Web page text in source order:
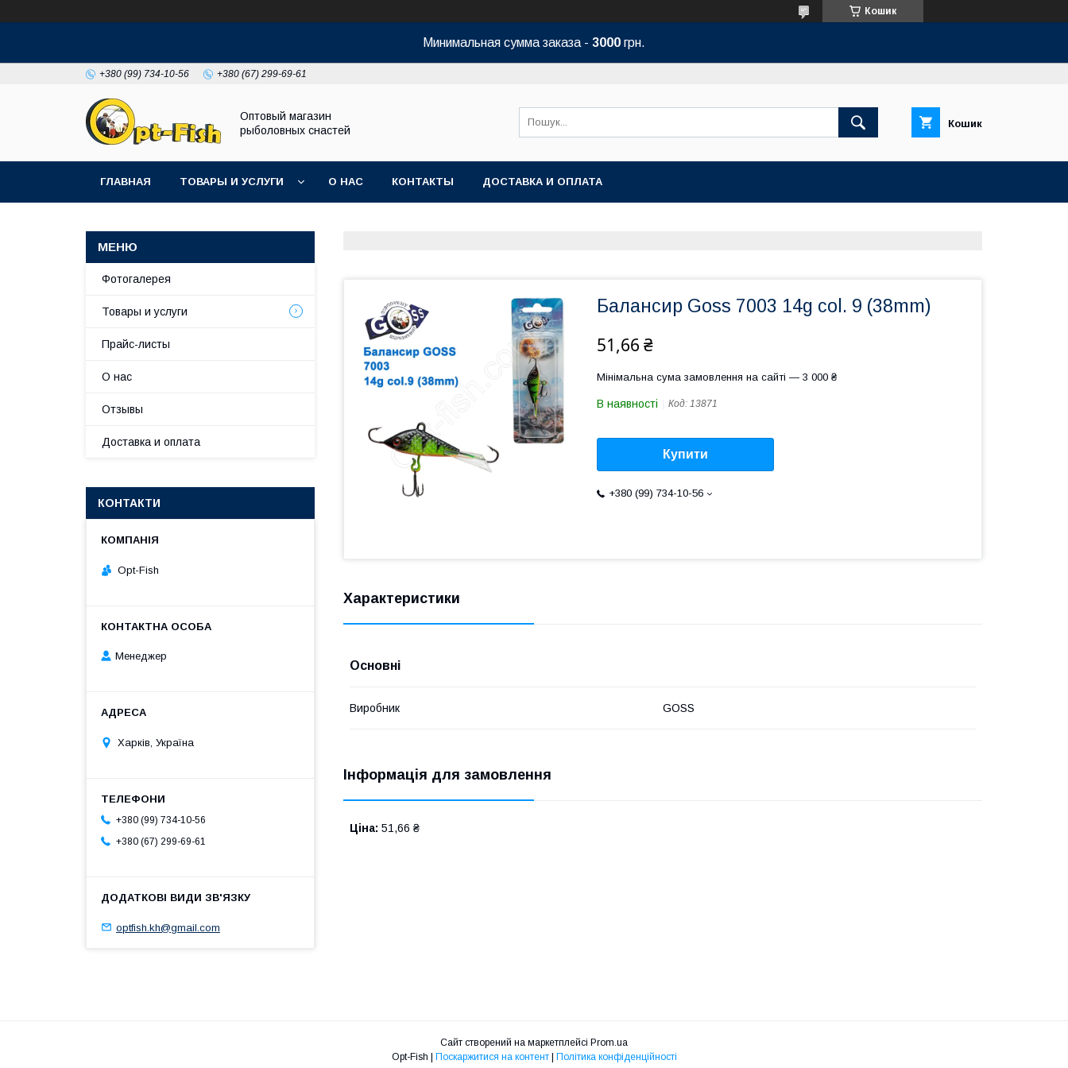
Кошик
Минимальная сумма заказа - 3000 грн.
+380 (99) 734-10-56 +380 (67) 299-69-61
Оптовый магазин
рыболовных снастей
Кошик
ГЛАВНАЯ ТОВАРЫ И УСЛУГИ О НАС КОНТАКТЫ ДОСТАВКА И ОПЛАТА
Балансир Goss 7003 14g col. 9 (38mm)
51,66 ₴
Мінімальна сума замовлення на сайті — 3 000 ₴
В наявності Код: 13871
Купити
+380 (99) 734-10-56
Характеристики
Основні
Виробник GOSS
Інформація для замовлення
Ціна: 51,66 ₴
Фотогалерея
Товары и услуги
Прайс-листы
О нас
Отзывы
Доставка и оплата
КОНТАКТИ
Opt-Fish
Менеджер
Харків, Україна
+380 (99) 734-10-56
+380 (67) 299-69-61
optfish.kh@gmail.com
Сайт створений на маркетплейсі Prom.ua
Поскаржитися на контент Політика конфіденційності